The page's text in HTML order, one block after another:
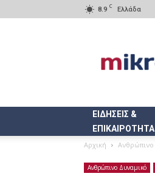
8.9 C Ελλάδα
ΕΙΔΗΣΕΙΣ &
ΕΠΙΚΑΙΡΟΤΗΤΑ
Αρχική
Ανθρώπινο Δυναμικό